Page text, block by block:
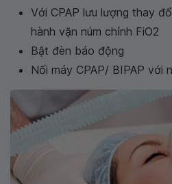
Với CPAP lưu lượng thay
hành vặn núm chỉnh FiO2
Bật đèn báo động
Nối máy CPAP/ BIPAP với